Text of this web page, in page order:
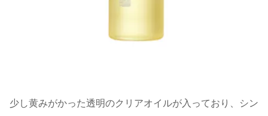
少し黄みがかった透明のクリアオイルが入っており、シン